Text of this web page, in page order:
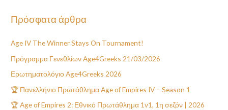
ή
η
σ
η
γ
ι
Πρόσφατα άρθρα
Age IV The Winner Stays On Tournament!
Πρόγραμμα Γενεθλίων Age4Greeks 21/03/2026
Ερωτηματολόγιο Age4Greeks 2026
🏆 Πανελλήνιο Πρωτάθλημα Age of Empires IV – Season 1
🏆 Age of Empires 2: Εθνικό Πρωτάθλημα 1v1, 1η σεζόν | 2026